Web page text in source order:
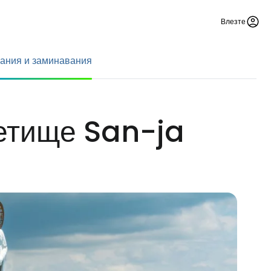
Влезте
и заминавания
San-ja